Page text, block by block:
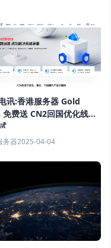
讯:香港服务器 Gold
免费送 CN2回国优化线路
务器2025-04-04